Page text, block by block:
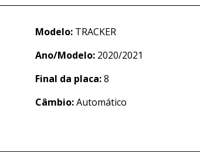
Modelo:TRACKER
Ano/Modelo:2020/2021
Final da placa:8
Câmbio:Automático